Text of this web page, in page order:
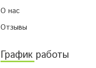
О нас
Отзывы
График работы